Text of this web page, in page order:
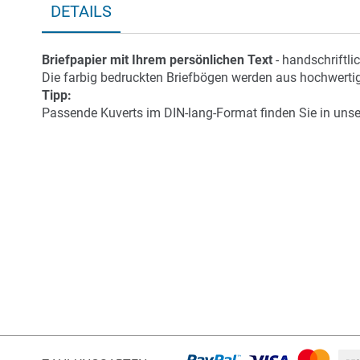
Anfang
der
springen
DETAILS
Briefpapier mit Ihrem persönlichen Text -
Die farbig bedruckten Briefbögen werden aus
Tipp:
Passende Kuverts im DIN-lang-Format finden Sie in